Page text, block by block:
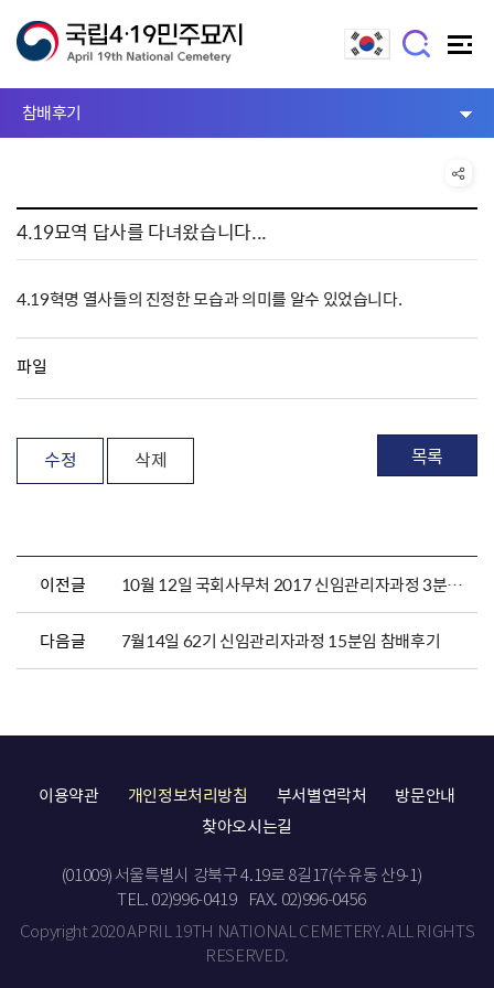
참배후기
4.19묘역 답사를 다녀왔습니다...
4.19혁명 열사들의 진정한 모습과 의미를 알수 있었습니다.
파일
수정 삭제 목록
이전글 10월 12일 국회사무처 2017 신임관리자과정 3분임 참배후기
다음글 7월14일 62기 신임관리자과정 15분임 참배후기
이용약관 개인정보처리방침 부서별연락처
방문안내
찾아오시는길
(01009) 서울특별시 강북구 4.19로 8길17(수유동 산9-1)
TEL. 02)996-0419
FAX. 02)996-0456
Copyright 2020 APRIL 19TH NATIONAL CEMETERY. ALL RIGHTS
RESERVED.